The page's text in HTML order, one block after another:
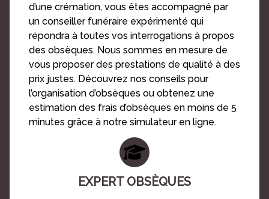
d’une crémation, vous êtes accompagné par
un conseiller funéraire expérimenté qui
répondra à toutes vos interrogations à propos
des obsèques. Nous sommes en mesure de
vous proposer des prestations de qualité à des
prix justes. Découvrez nos conseils pour
l’organisation d’obsèques ou obtenez une
estimation des frais d’obsèques en moins de 5
minutes grâce à notre simulateur en ligne.
EXPERT OBSÈQUES